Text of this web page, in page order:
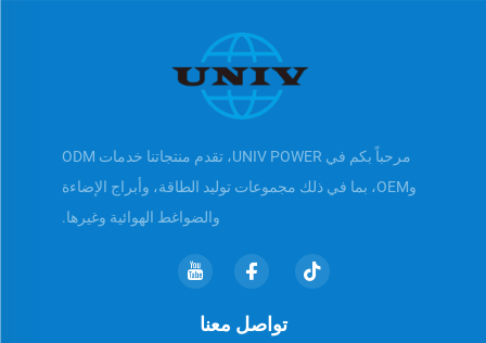
مرحباً بكم في UNIV POWER، تقدم منتجاتنا خدمات ODM
وOEM، بما في ذلك مجموعات توليد الطاقة، وأبراج الإضاءة
والضواغط الهوائية وغيرها.
تواصل معنا